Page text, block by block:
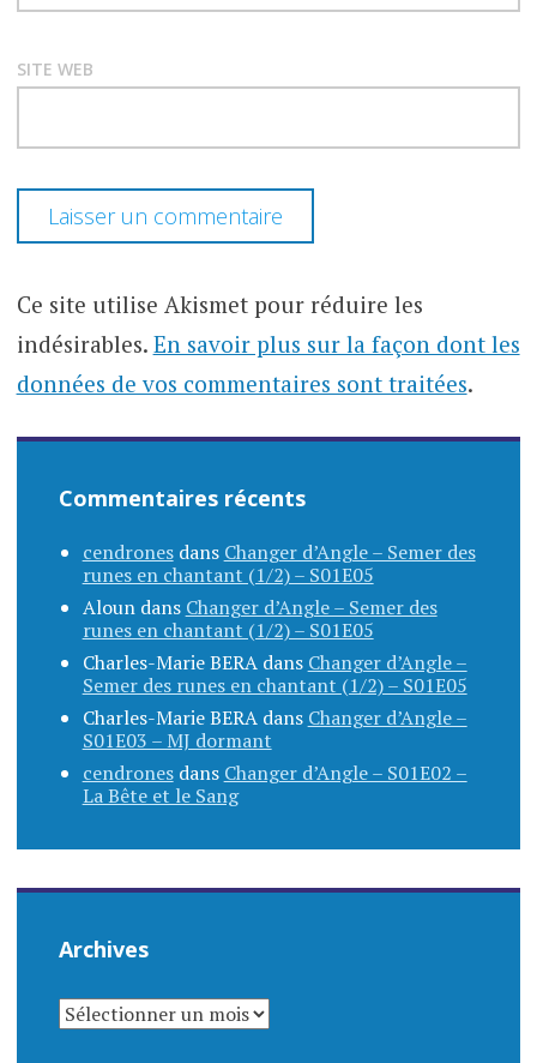
SITE WEB
Ce site utilise Akismet pour réduire les
indésirables. En savoir plus sur la façon dont les
données de vos commentaires sont traitées.
Commentaires récents
cendronesdans Changer d’Angle – Semer des
runes en chantant (1/2) – S01E05
Aloundans Changer d’Angle – Semer des
runes en chantant (1/2) – S01E05
Charles-Marie BERAdans Changer d’Angle –
Semer des runes en chantant (1/2) – S01E05
Charles-Marie BERAdans Changer d’Angle –
S01E03 – MJ dormant
cendronesdans Changer d’Angle – S01E02 –
La Bête et le Sang
Archives
ARCHIVES